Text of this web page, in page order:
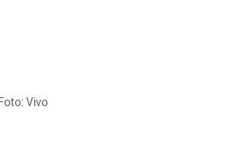
Vivo